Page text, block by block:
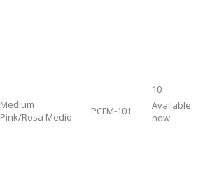
Medium
Pink/Rosa Medio
PCFM-101
10
Available
now